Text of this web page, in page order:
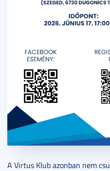
A Virtus Klub azonban nem